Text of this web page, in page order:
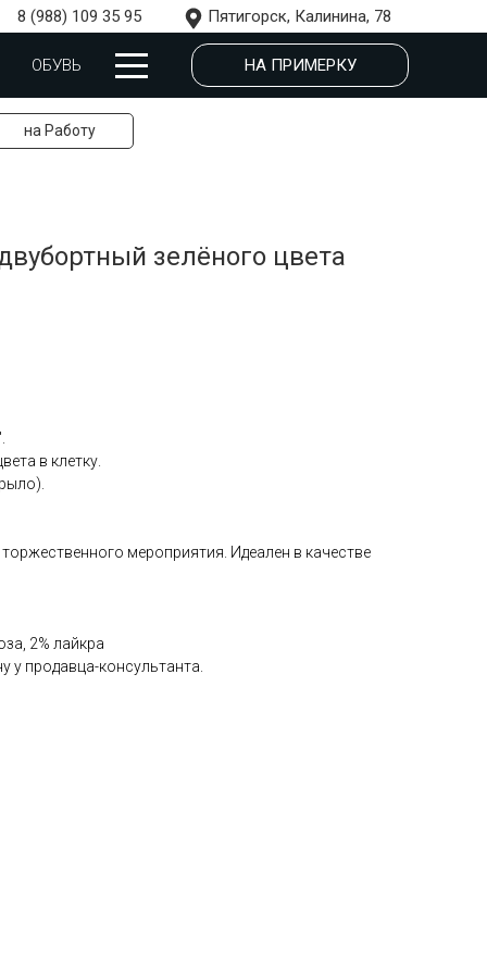
8 (988) 109 35 95 Пятигорск, Калинина, 78
ОБУВЬ НА ПРИМЕРКУ
на Работу
зелёного цвета
в клетку.
мероприятия. Идеален в качестве
2% лайкра
у продавца-консультанта.